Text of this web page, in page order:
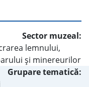
Sector muzeal:
lemnului,
şi minereurilor
Grupare tematică: